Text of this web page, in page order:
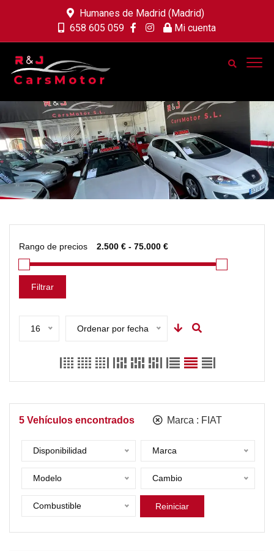
Humanes de Madrid (Madrid)
658 605 059
Mi cuenta
Rango de precios
Filtrar
16 Ordenar por fecha
5 Vehículos encontrados Marca : FIAT
Disponibilidad Marca
Modelo Cambio
Combustible Reiniciar